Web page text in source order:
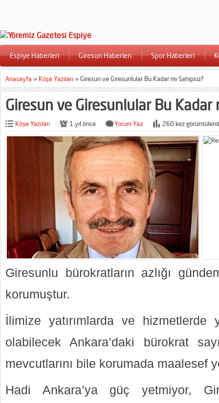
Espiye Haberleri Giresun Haberleri Spor Haberleri
Anasayfa » Köşe Yazıları »Giresun ve Giresunlular Bu Kadar mı Sahipsiz?
Giresun ve Giresunlular Bu Kadar
Köşe Yazıları 1 yıl önce Yorum Yaz 260 kez
Giresunlu bürokratların azlığı
korumuştur.
İlimize yatırımlarda ve hizmetlerde
olabilecek Ankara’daki bürokrat
mevcutlarını bile korumada maalesef
Hadi Ankara’ya güç yetmiyor,